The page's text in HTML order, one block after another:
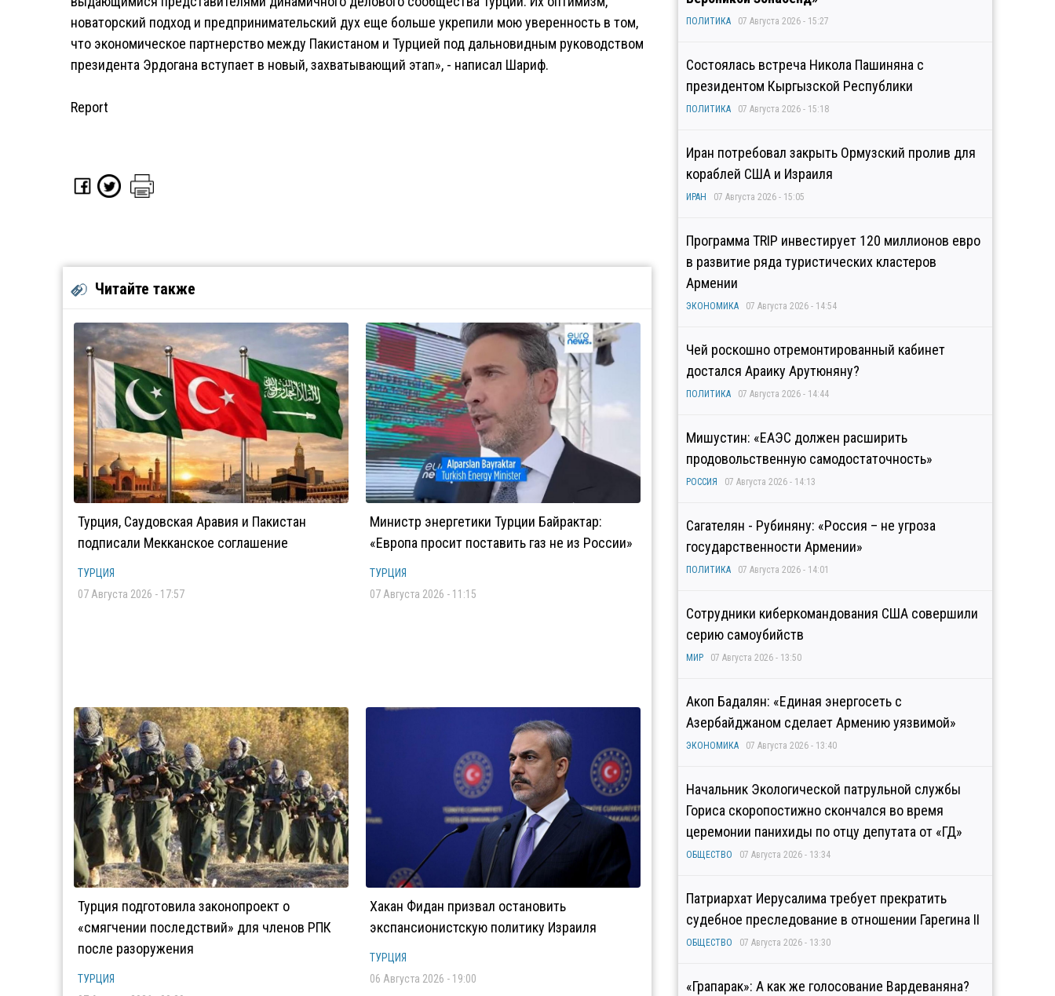
новаторский подход и предпринимательский дух еще больше укрепили мою уверенность в том,
что экономическое партнерство между Пакистаном и Турцией под дальновидным руководством
президента Эрдогана вступает в новый, захватывающий этап», - написал Шариф.
Report
Читайте также
Турция, Саудовская Аравия и Пакистан
подписали Мекканское соглашение
ТУРЦИЯ
07 Августа 2026 - 17:57
Министр энергетики Турции Байрактар:
«Европа просит поставить газ не из России»
ТУРЦИЯ
07 Августа 2026 - 11:15
Турция подготовила законопроект о
«смягчении последствий» для членов РПК
после разоружения
ТУРЦИЯ
Хакан Фидан призвал остановить
экспансионистскую политику Израиля
ТУРЦИЯ
06 Августа 2026 - 19:00
ПОЛИТИКА 07 Августа 2026 - 15:27
Состоялась встреча Никола Пашиняна с
президентом Кыргызской Республики
ПОЛИТИКА 07 Августа 2026 - 15:18
Иран потребовал закрыть Ормузский пролив для
кораблей США и Израиля
ИРАН 07 Августа 2026 - 15:05
Программа TRIP инвестирует 120 миллионов евро
в развитие ряда туристических кластеров
Армении
ЭКОНОМИКА 07 Августа 2026 - 14:54
Чей роскошно отремонтированный кабинет
достался Араику Арутюняну?
ПОЛИТИКА 07 Августа 2026 - 14:44
Мишустин: «ЕАЭС должен расширить
продовольственную самодостаточность»
РОССИЯ 07 Августа 2026 - 14:13
Сагателян - Рубиняну: «Россия – не угроза
государственности Армении»
ПОЛИТИКА 07 Августа 2026 - 14:01
Сотрудники киберкомандования США совершили
серию самоубийств
МИР 07 Августа 2026 - 13:50
Акоп Бадалян: «Единая энергосеть с
Азербайджаном сделает Армению уязвимой»
ЭКОНОМИКА 07 Августа 2026 - 13:40
Начальник Экологической патрульной службы
Гориса скоропостижно скончался во время
церемонии панихиды по отцу депутата от «ГД»
ОБЩЕСТВО 07 Августа 2026 - 13:34
Патриархат Иерусалима требует прекратить
судебное преследование в отношении Гарегина II
ОБЩЕСТВО 07 Августа 2026 - 13:30
«Грапарак»: А как же голосование Вардеваняна?